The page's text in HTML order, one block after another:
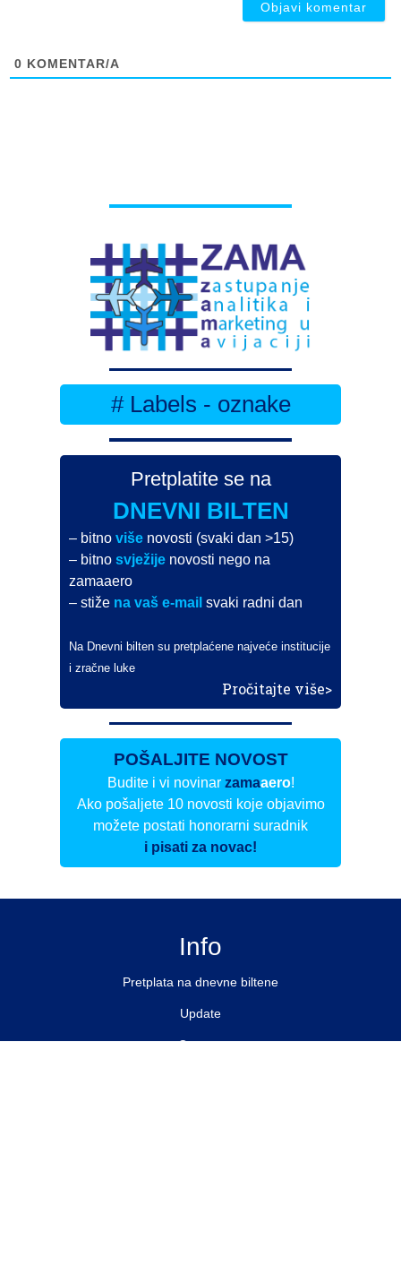
0 KOMENTAR/A
# Labels - oznake
Pretplatite se na
DNEVNI BILTEN
– bitnoviše novosti (svaki dan >15)
– bitnosvježije novosti nego na
zamaaero
– stiže na vaš e-mail svaki radni dan
Na Dnevni bilten su pretplaćene najveće institucije
i zračne luke
Pročitajte više>
POŠALJITE NOVOST
Budite i vi novinar zamaaero!
Ako pošaljete 10 novosti koje objavimo
možete postati honorarni suradnik
i pisati za novac!
Info
Pretplata na dnevne biltene
Update
O nama